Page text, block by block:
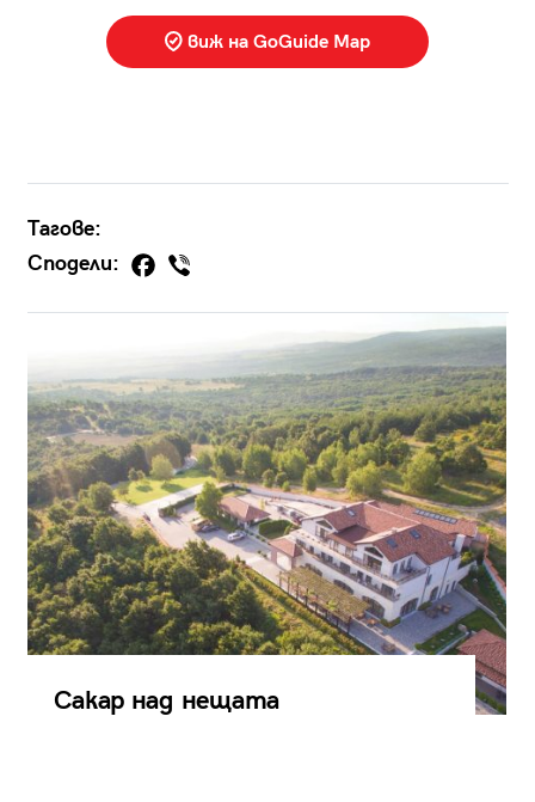
виж на GoGuide Map
Тагове:
Сподели:
Сакар над нещата